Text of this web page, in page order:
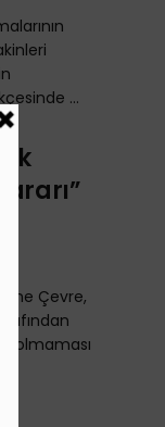
...
Çevre,
olmaması